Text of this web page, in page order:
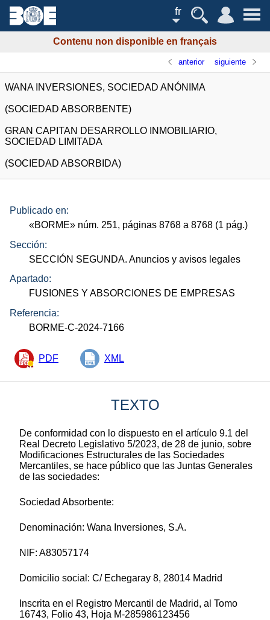
fr
Contenu non disponible en français
anterior siguiente
WANA INVERSIONES, SOCIEDAD ANÓNIMA
(SOCIEDAD ABSORBENTE)
GRAN CAPITAN DESARROLLO INMOBILIARIO,
SOCIEDAD LIMITADA
(SOCIEDAD ABSORBIDA)
Publicado en:
«BORME» núm. 251, páginas 8768 a 8768 (1 pág.)
Sección:
SECCIÓN SEGUNDA. Anuncios y avisos legales
Apartado:
FUSIONES Y ABSORCIONES DE EMPRESAS
Referencia:
BORME-C-2024-7166
PDF XML
TEXTO
De conformidad con lo dispuesto en el artículo 9.1 del
Real Decreto Legislativo 5/2023, de 28 de junio, sobre
Modificaciones Estructurales de las Sociedades
Mercantiles, se hace público que las Juntas Generales
de las sociedades:
Sociedad Absorbente:
Denominación: Wana Inversiones, S.A.
NIF: A83057174
Domicilio social: C/ Echegaray 8, 28014 Madrid
Inscrita en el Registro Mercantil de Madrid, al Tomo
16743, Folio 43, Hoja M-285986123456